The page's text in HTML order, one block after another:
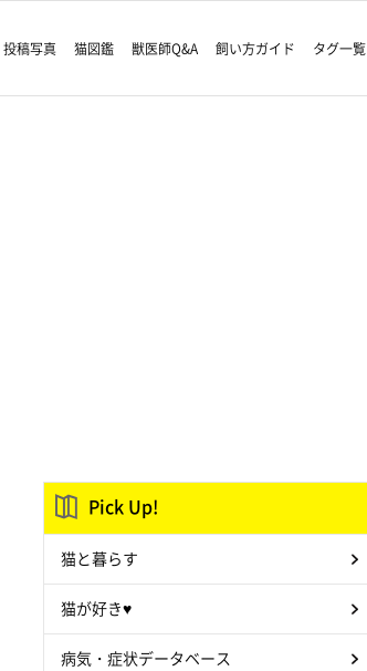
投稿写真 猫図鑑 獣医師Q&A 飼い方ガイド タグ一覧
Pick Up!
猫と暮らす
猫が好き♥
病気・症状データベース